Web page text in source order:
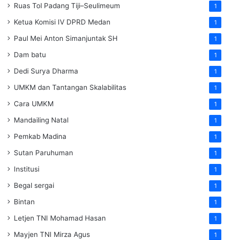
Ruas Tol Padang Tiji–Seulimeum 1
Ketua Komisi IV DPRD Medan 1
Paul Mei Anton Simanjuntak SH 1
Dam batu 1
Dedi Surya Dharma 1
UMKM dan Tantangan Skalabilitas 1
Cara UMKM 1
Mandailing Natal 1
Pemkab Madina 1
Sutan Paruhuman 1
Institusi 1
Begal sergai 1
Bintan 1
Letjen TNI Mohamad Hasan 1
Mayjen TNI Mirza Agus 1